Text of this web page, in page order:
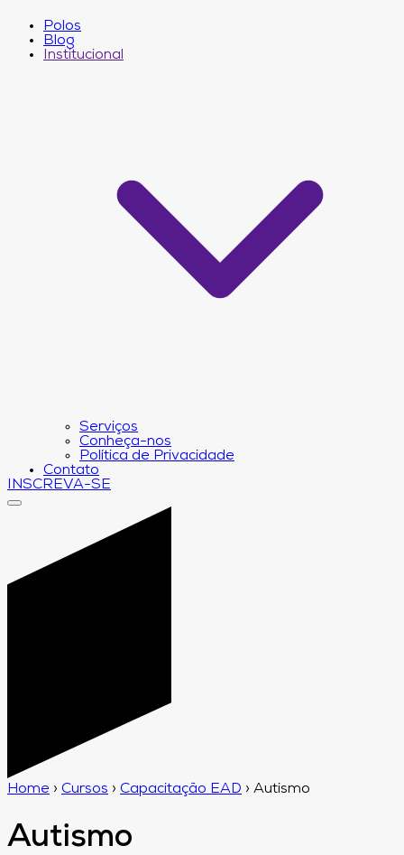
Polos
Blog
Institucional
Serviços
Conheça-nos
Política de Privacidade
Contato
INSCREVA-SE
Home › Cursos › Capacitação EAD › Autismo
Autismo